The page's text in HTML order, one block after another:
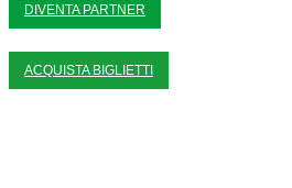
DIVENTA PARTNER
ACQUISTA BIGLIETTI